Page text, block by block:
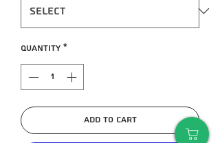
Quantity *
Add to Cart